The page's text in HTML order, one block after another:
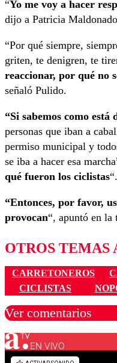
“Yo me voy a hacer
dijo a Patricia
“Por qué siempre,
griten, te denigren, te
reaccionar, por qué no
señaló Pulido.
“Si sabemos como
personas que iban a
permiso municipal y
se iba a hacer esa
qué fueron los ciclistas“.
“Entonces, por favor,
provocan“, apuntó en la
OTROS TEMAS
CARRETONEROS
CICLISTAS
Ver comentarios
Los comentarios
EN VIVO